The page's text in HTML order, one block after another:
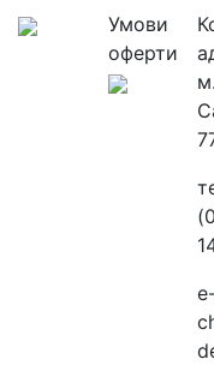
Умови
оферти